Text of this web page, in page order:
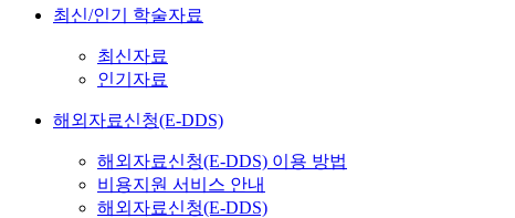
최신/인기 학술자료
최신자료
인기자료
해외자료신청(E-DDS)
해외자료신청(E-DDS) 이용 방법
비용지원 서비스 안내
해외자료신청(E-DDS)